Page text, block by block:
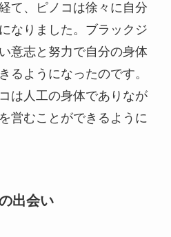
て、ピノコは徐々に自分
なりました。ブラックジ
意志と努力で自分の身体
るようになったのです。
は人工の身体でありなが
営むことができるように
出会い